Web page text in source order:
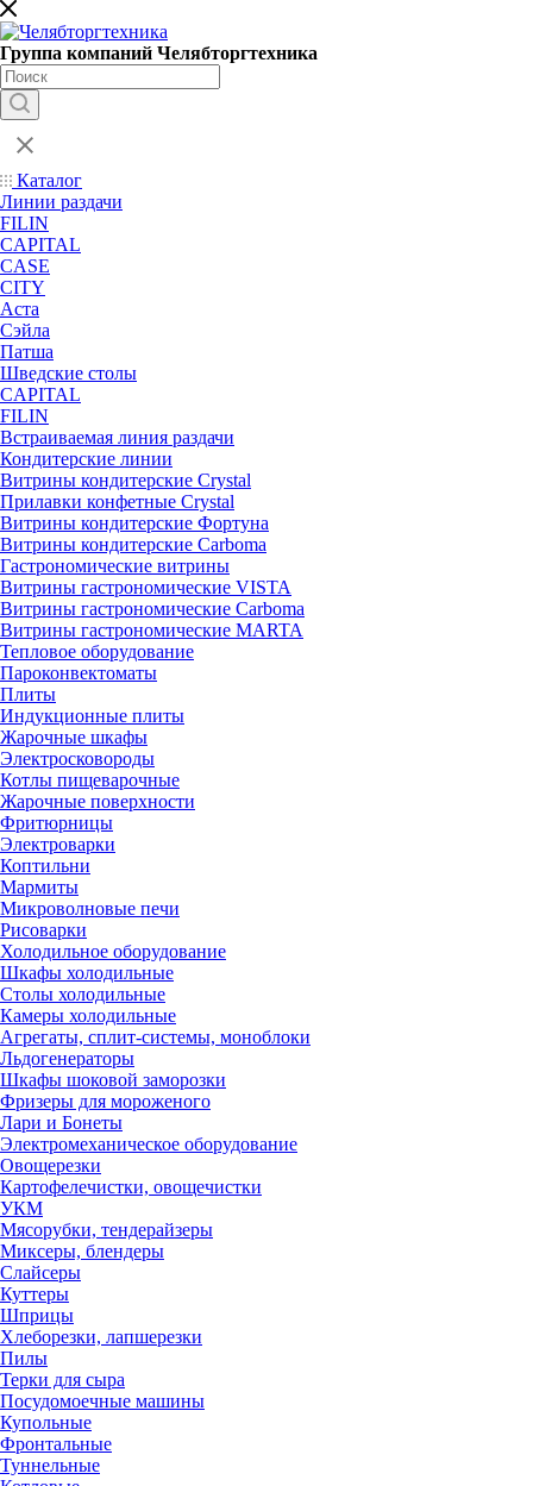
Группа компаний Челябторгтехника
Каталог
Линии раздачи
FILIN
CAPITAL
CASE
CITY
Аста
Сэйла
Патша
Шведские столы
CAPITAL
FILIN
Встраиваемая линия раздачи
Кондитерские линии
Витрины кондитерские Crystal
Прилавки конфетные Crystal
Витрины кондитерские Фортуна
Витрины кондитерские Carboma
Гастрономические витрины
Витрины гастрономические VISTA
Витрины гастрономические Carboma
Витрины гастрономические MARTA
Тепловое оборудование
Пароконвектоматы
Плиты
Индукционные плиты
Жарочные шкафы
Электросковороды
Котлы пищеварочные
Жарочные поверхности
Фритюрницы
Электроварки
Коптильни
Мармиты
Микроволновые печи
Рисоварки
Холодильное оборудование
Шкафы холодильные
Столы холодильные
Камеры холодильные
Агрегаты, сплит-системы, моноблоки
Льдогенераторы
Шкафы шоковой заморозки
Фризеры для мороженого
Лари и Бонеты
Электромеханическое оборудование
Овощерезки
Картофелечистки, овощечистки
УКМ
Мясорубки, тендерайзеры
Миксеры, блендеры
Слайсеры
Куттеры
Шприцы
Хлеборезки, лапшерезки
Пилы
Терки для сыра
Посудомоечные машины
Купольные
Фронтальные
Туннельные